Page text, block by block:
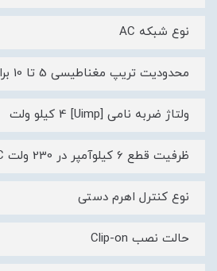
نوع شبکه AC
محدودیت تریپ مغناطیسی 5 تا 10 برابر جریان نامی
ولتاژ ضربه نامی [Uimp] 4 کیلو ولت
ظرفیت قطع 6 کیلوآمپر در 230 ولت AC
نوع کنترل اهرم دستی
حالت نصب Clip-on